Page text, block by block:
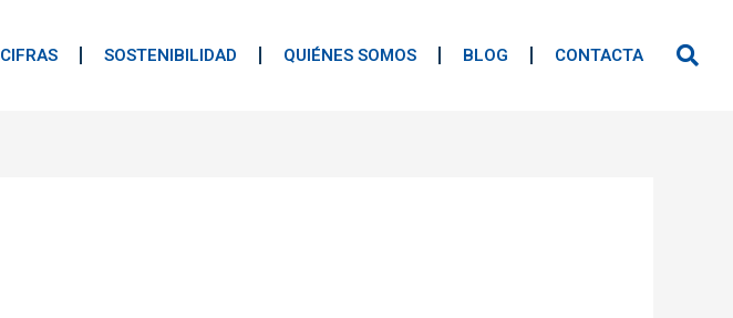
CIFRAS SOSTENIBILIDAD QUIÉNES SOMOS BLOG CONTACTA